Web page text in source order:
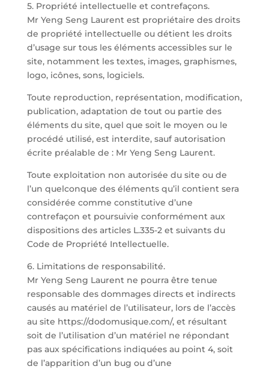
5. Propriété intellectuelle et contrefaçons.
Mr Yeng Seng Laurent est propriétaire des droits
de propriété intellectuelle ou détient les droits
d’usage sur tous les éléments accessibles sur le
site, notamment les textes, images, graphismes,
logo, icônes, sons, logiciels.
Toute reproduction, représentation, modification,
publication, adaptation de tout ou partie des
éléments du site, quel que soit le moyen ou le
procédé utilisé, est interdite, sauf autorisation
écrite préalable de : Mr Yeng Seng Laurent.
Toute exploitation non autorisée du site ou de
l’un quelconque des éléments qu’il contient sera
considérée comme constitutive d’une
contrefaçon et poursuivie conformément aux
dispositions des articles L.335-2 et suivants du
Code de Propriété Intellectuelle.
6. Limitations de responsabilité.
Mr Yeng Seng Laurent ne pourra être tenue
responsable des dommages directs et indirects
causés au matériel de l’utilisateur, lors de l’accès
au site https://dodomusique.com/, et résultant
soit de l’utilisation d’un matériel ne répondant
pas aux spécifications indiquées au point 4, soit
de l’apparition d’un bug ou d’une